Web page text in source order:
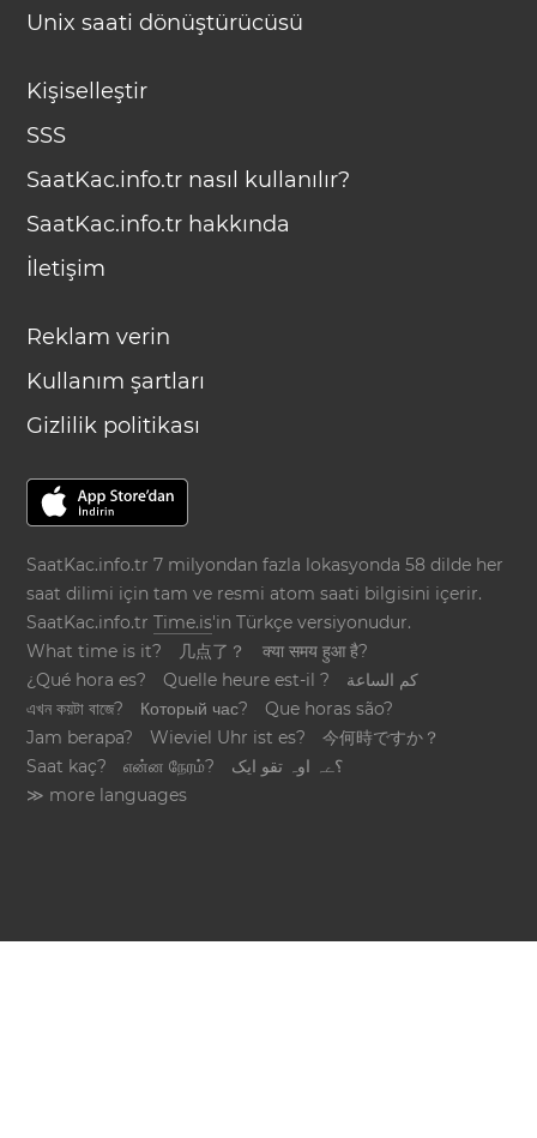
Unix saati dönüştürücüsü
Kişiselleştir
SSS
SaatKac.info.tr nasıl kullanılır?
SaatKac.info.tr hakkında
İletişim
Reklam verin
Kullanım şartları
Gizlilik politikası
SaatKac.info.tr 7 milyondan fazla lokasyonda 58 dilde her
saat dilimi için tam ve resmi atom saati bilgisini içerir.
SaatKac.info.trTime.is'in Türkçe versiyonudur.
What time is it?
几点了？
क्या समय हुआ है?
¿Qué hora es?
Quelle heure est-il ?
كم الساعة
এখন কয়টা বাজে?
Который час?
Que horas são?
Jam berapa?
Wieviel Uhr ist es?
今何時ですか？
Saat kaç?
என்ன நேரம்?
؟ےہ اوہ تقو ایک
≫ more languages